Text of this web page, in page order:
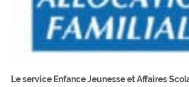
Le service Enfance Jeunesse et Affaires